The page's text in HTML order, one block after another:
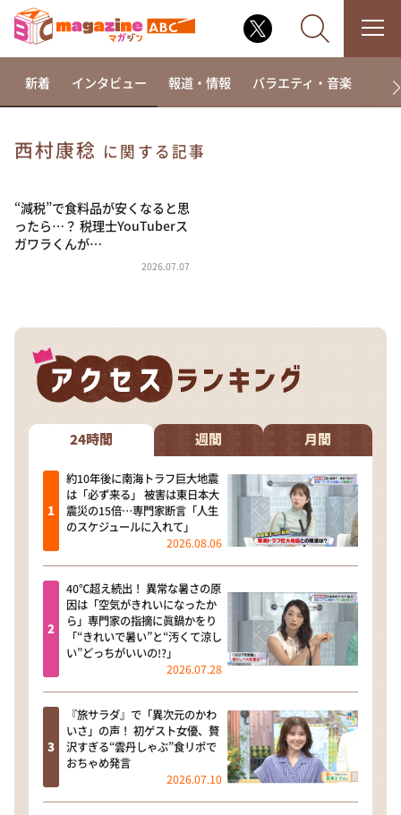
相席食堂
これ余談なんですけど・・・
～人生密着トークバラエティ！～ やすとものいたっ
河合＆A.B.C-Z塚田×福井アナ「なんでやねん！？」
（news おかえり）
DAIGOも台所 ～きょうの献立 何にする？～
本日はダイアンなり！シーズン２
朝だ！生です旅サラダ
教えて！ニュースライブ 正義のミカタ
ＬＩＦＥ～夢のカタチ～
新婚さんいらっしゃい！
ポツンと一軒家
ザキ山小屋本館
ぺこぱのまるスポ
新着 インタビュー 報道・情報 バラエティ・音楽 ド
西村康稔 に関する記事
“減税”で食料品が安くなると思
ったら…？ 税理士YouTuberス
ガワラくんが…
2026.07.07
24時間 週間 月間
約10年後に南海トラフ巨大地震
は「必ず来る」 被害は東日本大
震災の15倍…専門家断言「人生
のスケジュールに入れて」
2026.08.06
40℃超え続出！ 異常な暑さの原
因は「空気がきれいになったか
ら」専門家の指摘に眞鍋かをり
「“きれいで暑い”と“汚くて涼し
い”どっちがいいの!?」
2026.07.28
『旅サラダ』で「異次元のかわ
いさ」の声！ 初ゲスト女優、贅
沢すぎる“雲丹しゃぶ”食リポで
おちゃめ発言
2026.07.10